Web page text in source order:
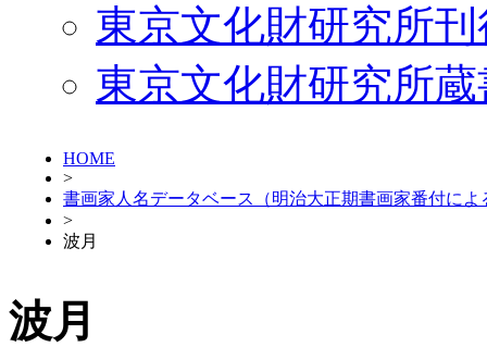
東京文化財研究所
東京文化財研究所
HOME
>
書画家人名データベース（明治大正期書画家番付によ
>
波月
波月